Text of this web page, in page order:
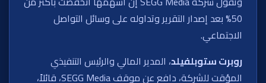
50% بعد إصدار التقرير وتداوله على وسائل التواصل
الاجتماعي.
روبرت ستوبلفيلد، المدير المالي والرئيس التنفيذي
المؤقت للشركة، دافع عن موقف SEGG Media، قائلاً،